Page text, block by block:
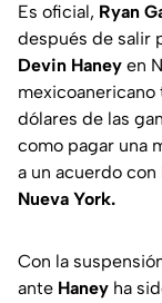
Es oficial, Ryan
después de salir
Devin Haney en
mexicoanericano
dólares de las
como pagar una
a un acuerdo con
Nueva York.
Con la
ante Haney ha